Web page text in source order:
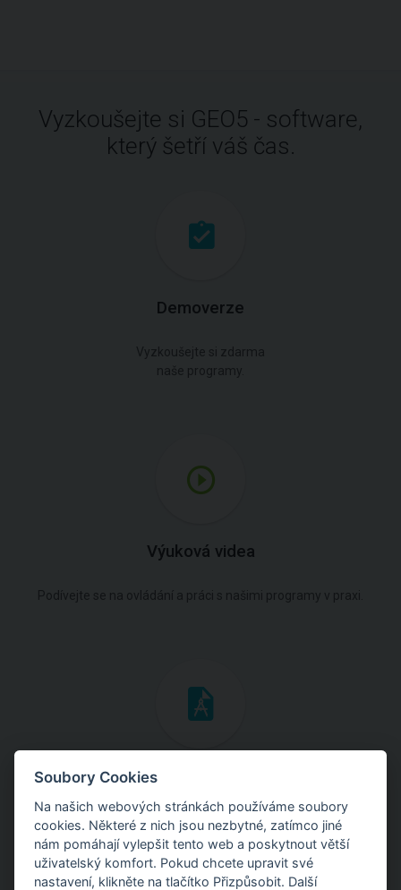
Vyzkoušejte si GEO5 - software,
který šetří váš čas.
Demoverze
Vyzkoušejte si zdarma
naše programy.
Výuková videa
Podívejte se na ovládání a práci s našimi programy v praxi.
Inženýrské manuály
Stáhněte si manuály s teoretickými i praktickými ukázkami
použití programů.
Soubory Cookies
Na našich webových stránkách používáme soubory
cookies. Některé z nich jsou nezbytné, zatímco jiné
nám pomáhají vylepšit tento web a poskytnout větší
uživatelský komfort. Pokud chcete upravit své
nastavení, klikněte na tlačítko Přizpůsobit. Další